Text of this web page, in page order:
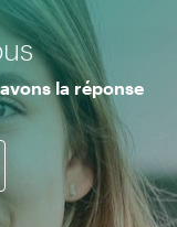
la réponse